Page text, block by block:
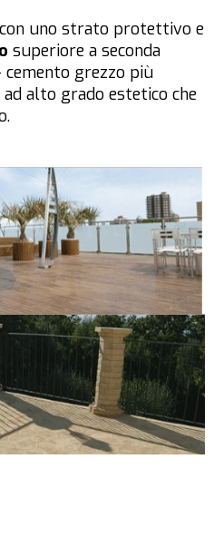
uno strato protettivo e
superiore a seconda
cemento grezzo più
alto grado estetico che